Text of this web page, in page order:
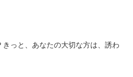
っと、あなたの大切な方は、誘わ